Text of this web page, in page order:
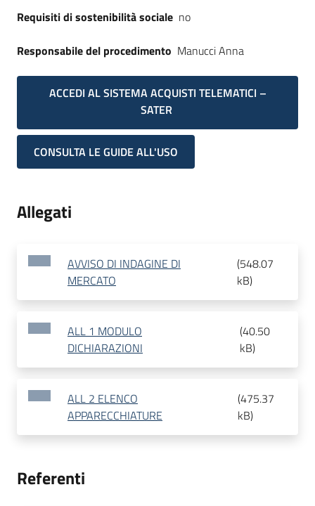
Requisiti di sostenibilità sociale no
Responsabile del procedimento Manucci Anna
ACCEDI AL SISTEMA ACQUISTI TELEMATICI –
SATER
CONSULTA LE GUIDE ALL'USO
Allegati
AVVISO DI INDAGINE DI
MERCATO
(548.07
kB)
ALL 1 MODULO
DICHIARAZIONI
(40.50
kB)
ALL 2 ELENCO
APPARECCHIATURE
(475.37
kB)
Referenti